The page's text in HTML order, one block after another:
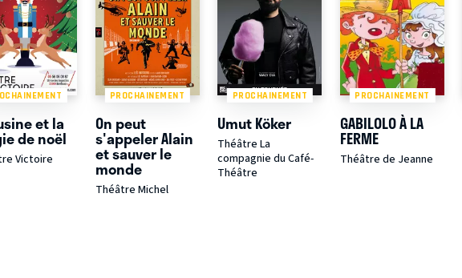
et la
de noël
Victoire
PROCHAINEMENT
On peut
s'appeler Alain
et sauver le
monde
Théâtre Michel
PROCHAINEMENT
Umut Köker
Théâtre La
compagnie du Café-
Théâtre
PROCHAINEMENT
GABILOLO À LA
FERME
Théâtre de Jeanne